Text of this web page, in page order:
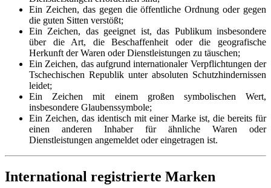
Ein Zeichen, das gegen die öffentliche Ordnung oder gegen
die guten Sitten verstößt;
Ein Zeichen, das geeignet ist, das Publikum insbesondere
über die Art, die Beschaffenheit oder die geografische
Herkunft der Waren oder Dienstleistungen zu täuschen;
Ein Zeichen, das aufgrund internationaler Verpflichtungen der
Tschechischen Republik unter absoluten Schutzhindernissen
leidet;
Ein Zeichen mit einem großen symbolischen Wert,
insbesondere Glaubenssymbole;
Ein Zeichen, das identisch mit einer Marke ist, die bereits für
einen anderen Inhaber für ähnliche Waren oder
Dienstleistungen angemeldet oder eingetragen ist.
International registrierte Marken